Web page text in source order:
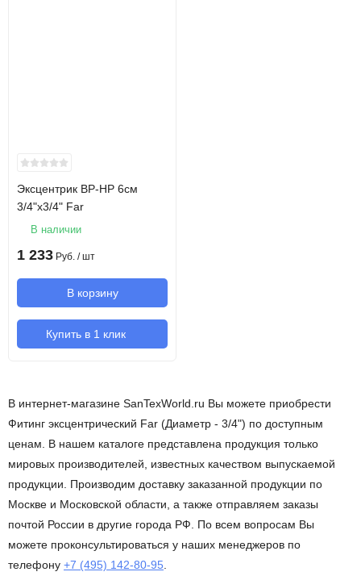
Эксцентрик ВР-НР 6см
3/4"х3/4" Far
В наличии
1 233 Руб. / шт
В корзину
Купить в 1 клик
В интернет-магазине SanTexWorld.ru Вы можете приобрести
Фитинг эксцентрический Far (Диаметр - 3/4") по доступным
ценам. В нашем каталоге представлена продукция только
мировых производителей, известных качеством выпускаемой
продукции. Производим доставку заказанной продукции по
Москве и Московской области, а также отправляем заказы
почтой России в другие города РФ. По всем вопросам Вы
можете проконсультироваться у наших менеджеров по
телефону +7 (495) 142-80-95